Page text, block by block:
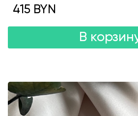
415 BYN
В